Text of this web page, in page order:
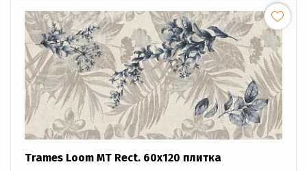
Trames Loom MT Rect. 60x120 плитка